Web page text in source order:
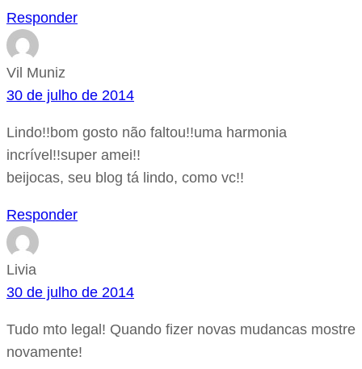
Responder
Vil Muniz
30 de julho de 2014
Lindo!!bom gosto não faltou!!uma harmonia
incrível!!super amei!!
beijocas, seu blog tá lindo, como vc!!
Responder
Livia
30 de julho de 2014
Tudo mto legal! Quando fizer novas mudancas mostre
novamente!